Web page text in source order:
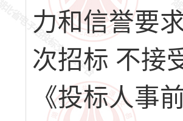
力和信誉要
次招标 不接
《投标人事